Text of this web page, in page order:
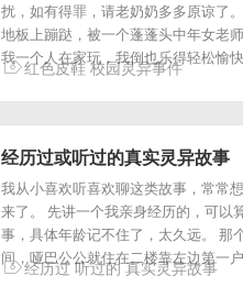
扰，如有得罪，请老奶奶多多原谅了
地板上蹦跶，被一个蓬蓬头中年女老
我一个人在家玩，我倒也乐得轻松愉
红色皮鞋 校园灵异事件
经历过或听过的真实灵异故事
我从小喜欢听喜欢聊这类故事，常常
来了。 先讲一个我亲身经历的，可以
事，具体年龄记不住了，太久远。 那
间，哑巴公公就住在二楼靠左边第一
经历过 听过的 真实灵异故事